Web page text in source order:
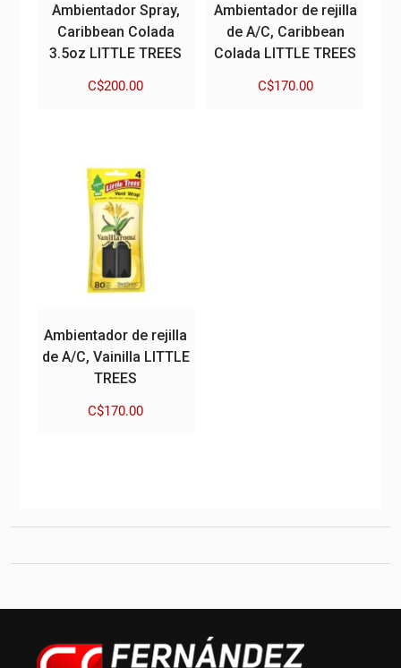
Ambientador Spray,
Caribbean Colada
3.5oz LITTLE TREES
C$200.00
Ambientador de rejilla
de A/C, Caribbean
Colada LITTLE TREES
C$170.00
Ambientador de rejilla
de A/C, Vainilla LITTLE
TREES
C$170.00